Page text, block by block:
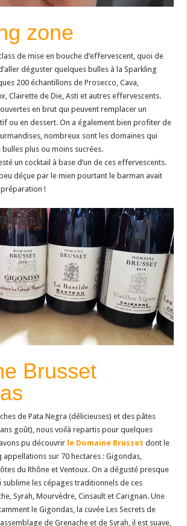
zone
de mise en bouche d’effervescent, quoi de
déguster quelques bulles à la Sparkling
200 échantillons de Prosecco, Cava,
Clairette de Die, Asti et autres effervescents.
en brut qui peuvent remplacer un
ou en dessert. On a également bien profiter de
nombreux sont les domaines qui
plus ou moins sucrées.
un cocktail à base d’un de ces effervescents.
peu déçue par le mien pourtant le barman avait
préparation !
Brusset
de Pata Negra (délicieuses) et des pâtes
goût), nous voilà repartis pour quelques
pu découvrir le Domaine Brusset dont le
sur 70 hectares : Gigondas,
du Rhône et Ventoux. On a dégusté presque
les cépages traditionnels de ces
Syrah, Mourvèdre, Cinsault et Carignan. Une
le Gigondas, la cuvée Les Secrets de
de Grenache et de Syrah, il est suave,